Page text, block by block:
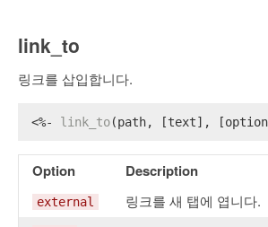
link_to
링크를 삽입합니다.
<%- link_to(path, [text],
Option Description
external 링크를 새 탭에 엽니다.